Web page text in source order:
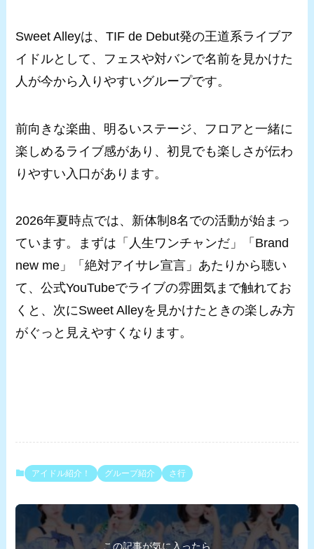
Sweet Alleyは、TIF de Debut発の王道系ライブア
イドルとして、フェスや対バンで名前を見かけた
人が今から入りやすいグループです。
前向きな楽曲、明るいステージ、フロアと一緒に
楽しめるライブ感があり、初見でも楽しさが伝わ
りやすい入口があります。
2026年夏時点では、新体制8名での活動が始まっ
ています。まずは「人生ワンチャンだ」「Brand
new me」「絶対アイサレ宣言」あたりから聴い
て、公式YouTubeでライブの雰囲気まで触れてお
くと、次にSweet Alleyを見かけたときの楽しみ方
がぐっと見えやすくなります。
アイドル紹介！ グループ紹介 さ行
この記事が気に入ったら